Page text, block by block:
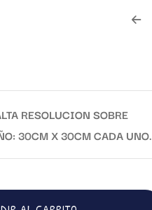
RESOLUCION SOBRE
30CM X 30CM CADA UNO.